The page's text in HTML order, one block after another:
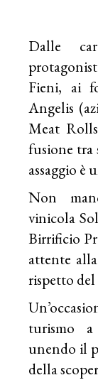
Dalle
Fieni, ai
Angelis
Meat
fusione tra
assaggio è
Non
vinicola
Birrificio
attente
rispetto
turismo
unendo il
della